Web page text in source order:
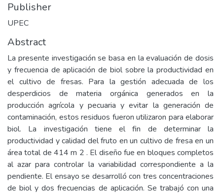
Publisher
UPEC
Abstract
La presente investigación se basa en la evaluación de dosis
y frecuencia de aplicación de biol sobre la productividad en
el cultivo de fresas. Para la gestión adecuada de los
desperdicios de materia orgánica generados en la
producción agrícola y pecuaria y evitar la generación de
contaminación, estos residuos fueron utilizaron para elaborar
biol. La investigación tiene el fin de determinar la
productividad y calidad del fruto en un cultivo de fresa en un
área total de 414 m 2 . El diseño fue en bloques completos
al azar para controlar la variabilidad correspondiente a la
pendiente. El ensayo se desarrolló con tres concentraciones
de biol y dos frecuencias de aplicación. Se trabajó con una